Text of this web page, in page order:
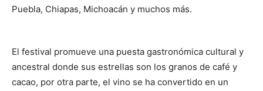
Puebla, Chiapas, Michoacán y muchos más.
El festival promueve una puesta gastronómica cultural y
ancestral donde sus estrellas son los granos de café y
cacao, por otra parte, el vino se ha convertido en un